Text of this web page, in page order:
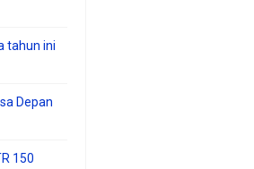
tahun ini
Depan
150